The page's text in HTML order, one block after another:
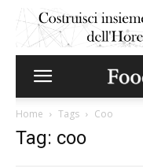
Home Tags Coo
Tag: coo